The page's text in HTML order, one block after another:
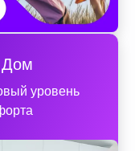
уровень